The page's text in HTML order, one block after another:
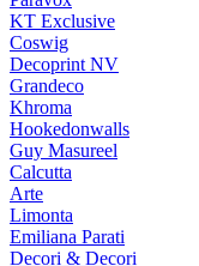
KT Exclusive
Coswig
Decoprint NV
Grandeco
Khroma
Hookedonwalls
Guy Masureel
Calcutta
Arte
Limonta
Emiliana Parati
Decori & Decori